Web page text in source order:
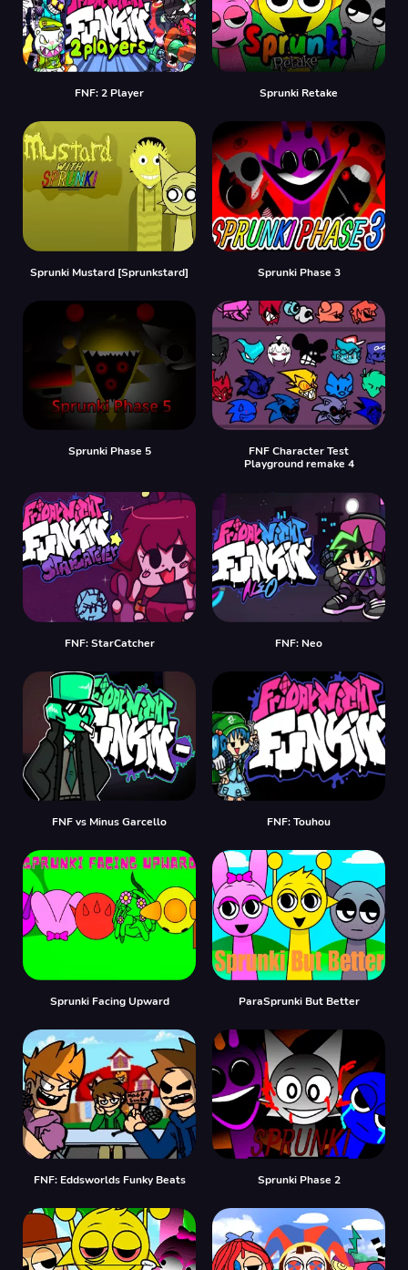
FNF: 2 Player Sprunki Retake
Sprunki Mustard [Sprunkstard] Sprunki Phase 3
Sprunki Phase 5
FNF Character Test
Playground remake 4
FNF: StarCatcher FNF: Neo
FNF vs Minus Garcello FNF: Touhou
Sprunki Facing Upward ParaSprunki But Better
FNF: Eddsworlds Funky Beats Sprunki Phase 2